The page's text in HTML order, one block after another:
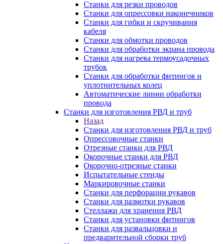
Станки для резки проводов
Станки для опрессовки наконечников
Станки для гибки и скручивания
кабеля
Станки для обмотки проводов
Станки для обработки экрана провода
Станки для нагрева термоусадочных
трубок
Станки для обработки фитингов и
уплотнительных колец
Автоматические линии обработки
провода
Станки для изготовления РВД и труб
Назад
Станки для изготовления РВД и труб
Опрессовочные станки
Отрезные станки для РВД
Окорочные станки для РВД
Окорочно-отрезные станки
Испытательные стенды
Маркировочные станки
Станки для перфорации рукавов
Станки для размотки рукавов
Стеллажи для хранения РВД
Станки для установки фитингов
Станки для развальцовки и
предварительной сборки труб